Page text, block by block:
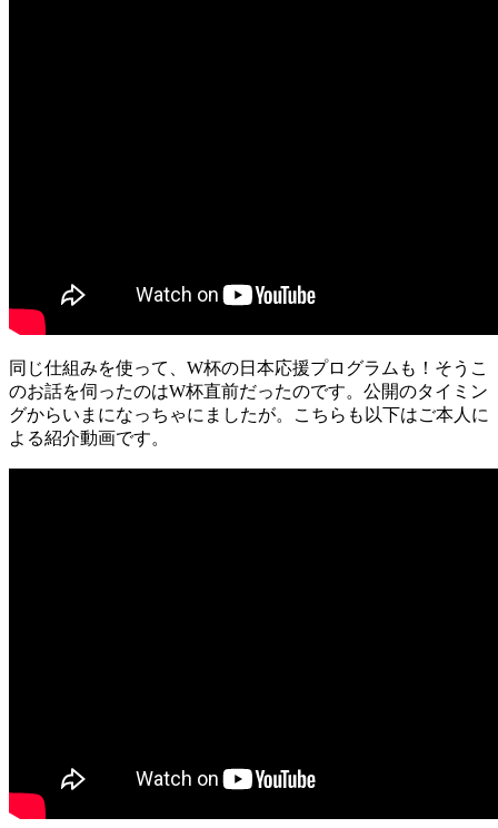
同じ仕組みを使って、W杯の日本応援プログラムも！そうこ
のお話を伺ったのはW杯直前だったのです。公開のタイミン
グからいまになっちゃにましたが。こちらも以下はご本人に
よる紹介動画です。